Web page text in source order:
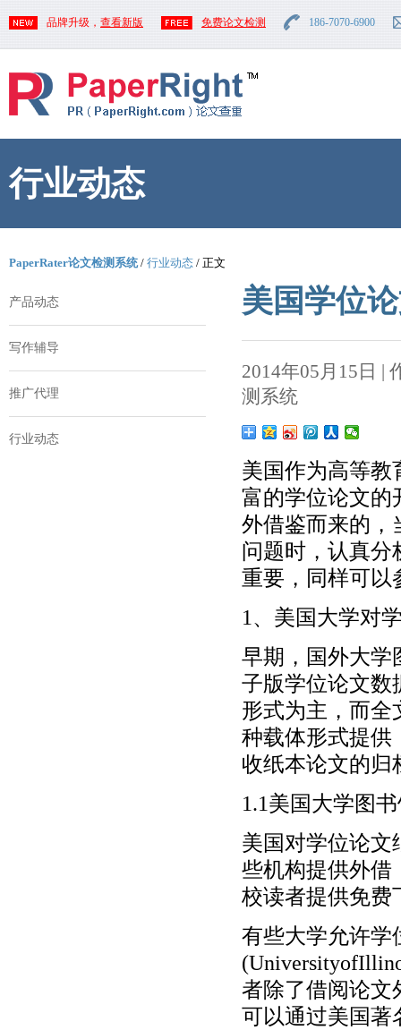
品牌升级， 查看新版 免费论文检测 186-7070-6900
行业动态
PaperRater论文检测系统/ 行业动态 / 正文
产品动态
写作辅导
推广代理
行业动态
美国学位
2014年05月15日 |
测系统
美国作为高等教
富的学位论文的
外借鉴而来的，
问题时，认真分
重要，同样可以
1、美国大学对
早期，国外大学
子版学位论文数
形式为主，而全
种载体形式提供
收纸本论文的归
1.1美国大学图
美国对学位论文
些机构提供外借
校读者提供免费
有些大学允许学
者除了借阅论文
可以通过美国著